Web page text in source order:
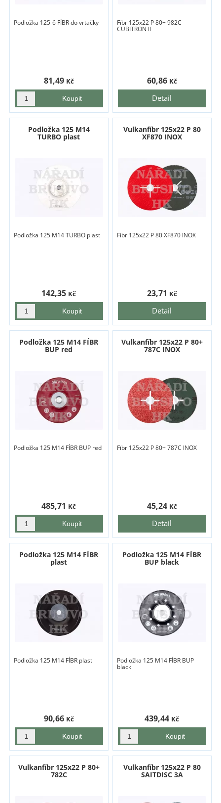
Podložka 125-6 FÍBR do vrtačky
81,49 Kč
Fíbr 125x22 P 80+ 982C
CUBITRON II
Detail
60,86 Kč
Podložka 125 M14
TURBO plast
Podložka 125 M14 TURBO plast
142,35 Kč
Vulkanfíbr 125x22 P 80
XF870 INOX
Fíbr 125x22 P 80 XF870 INOX
Detail
23,71 Kč
Podložka 125 M14 FÍBR
BUP red
Podložka 125 M14 FÍBR BUP red
485,71 Kč
Vulkanfíbr 125x22 P 80+
787C INOX
Fíbr 125x22 P 80+ 787C INOX
Detail
45,24 Kč
Podložka 125 M14 FÍBR
plast
Podložka 125 M14 FÍBR plast
90,66 Kč
Podložka 125 M14 FÍBR
BUP black
Podložka 125 M14 FÍBR BUP
black
439,44 Kč
Vulkanfíbr 125x22 P 80+
782C
Vulkanfíbr 125x22 P 80
SAITDISC 3A